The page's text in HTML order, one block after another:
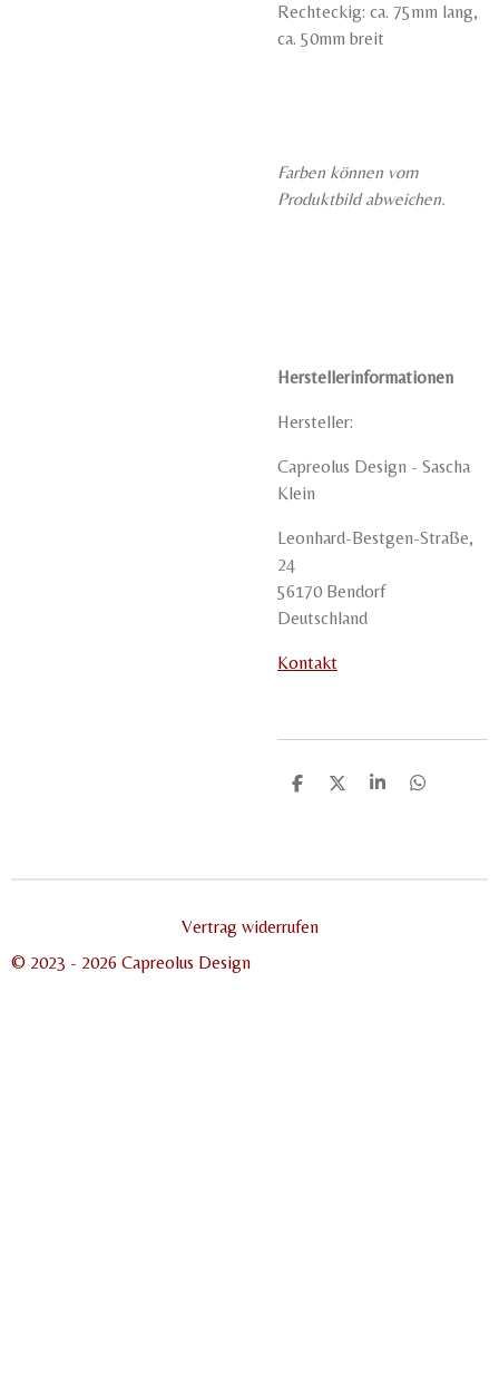
Rechteckig: ca. 75mm lang,
ca. 50mm breit
Farben können vom
Produktbild abweichen.
Herstellerinformationen
Hersteller:
Capreolus Design - Sascha
Klein
Leonhard-Bestgen-Straße,
24
56170 Bendorf
Deutschland
Kontakt
T
n
T
n
T
n
T
n
Vertrag widerrufen
© 2023 - 2026 Capreolus Design